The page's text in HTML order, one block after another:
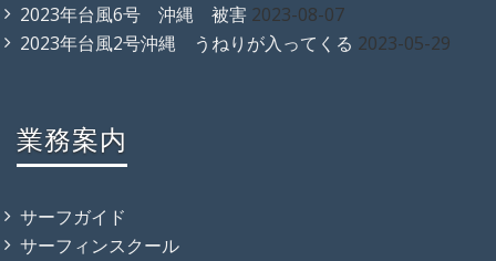
2023年台風6号 沖縄 被害 2023-08-07
2023年台風2号沖縄 うねりが入ってくる 2023-05-29
業務案内
サーフガイド
サーフィンスクール